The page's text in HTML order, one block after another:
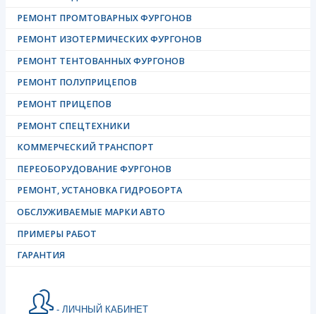
РЕМОНТ ПРОМТОВАРНЫХ ФУРГОНОВ
РЕМОНТ ИЗОТЕРМИЧЕСКИХ ФУРГОНОВ
РЕМОНТ ТЕНТОВАННЫХ ФУРГОНОВ
РЕМОНТ ПОЛУПРИЦЕПОВ
РЕМОНТ ПРИЦЕПОВ
РЕМОНТ СПЕЦТЕХНИКИ
КОММЕРЧЕСКИЙ ТРАНСПОРТ
ПЕРЕОБОРУДОВАНИЕ ФУРГОНОВ
РЕМОНТ, УСТАНОВКА ГИДРОБОРТА
ОБСЛУЖИВАЕМЫЕ МАРКИ АВТО
ПРИМЕРЫ РАБОТ
ГАРАНТИЯ
- ЛИЧНЫЙ КАБИНЕТ